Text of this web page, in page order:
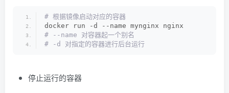
# 根据镜像启动对应的容器
docker run -d --name mynginx nginx
# --name 对容器起一个别名
# -d 对指定的容器进行后台运行
停止运行的容器